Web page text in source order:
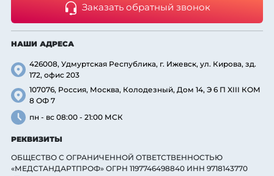
Заказать обратный звонок
НАШИ АДРЕСА
426008, Удмуртская Республика, г. Ижевск, ул. Кирова, зд.
172, офис 203
107076, Россия, Москва, Колодезный, Дом 14, Э 6 П XIII КОМ
8 ОФ 7
пн - вс 08:00 - 21:00 МСК
РЕКВИЗИТЫ
ОБЩЕСТВО С ОГРАНИЧЕННОЙ ОТВЕТСТВЕННОСТЬЮ
«МЕДСТАНДАРТПРОФ» ОГРН 1197746498840 ИНН 9718143770